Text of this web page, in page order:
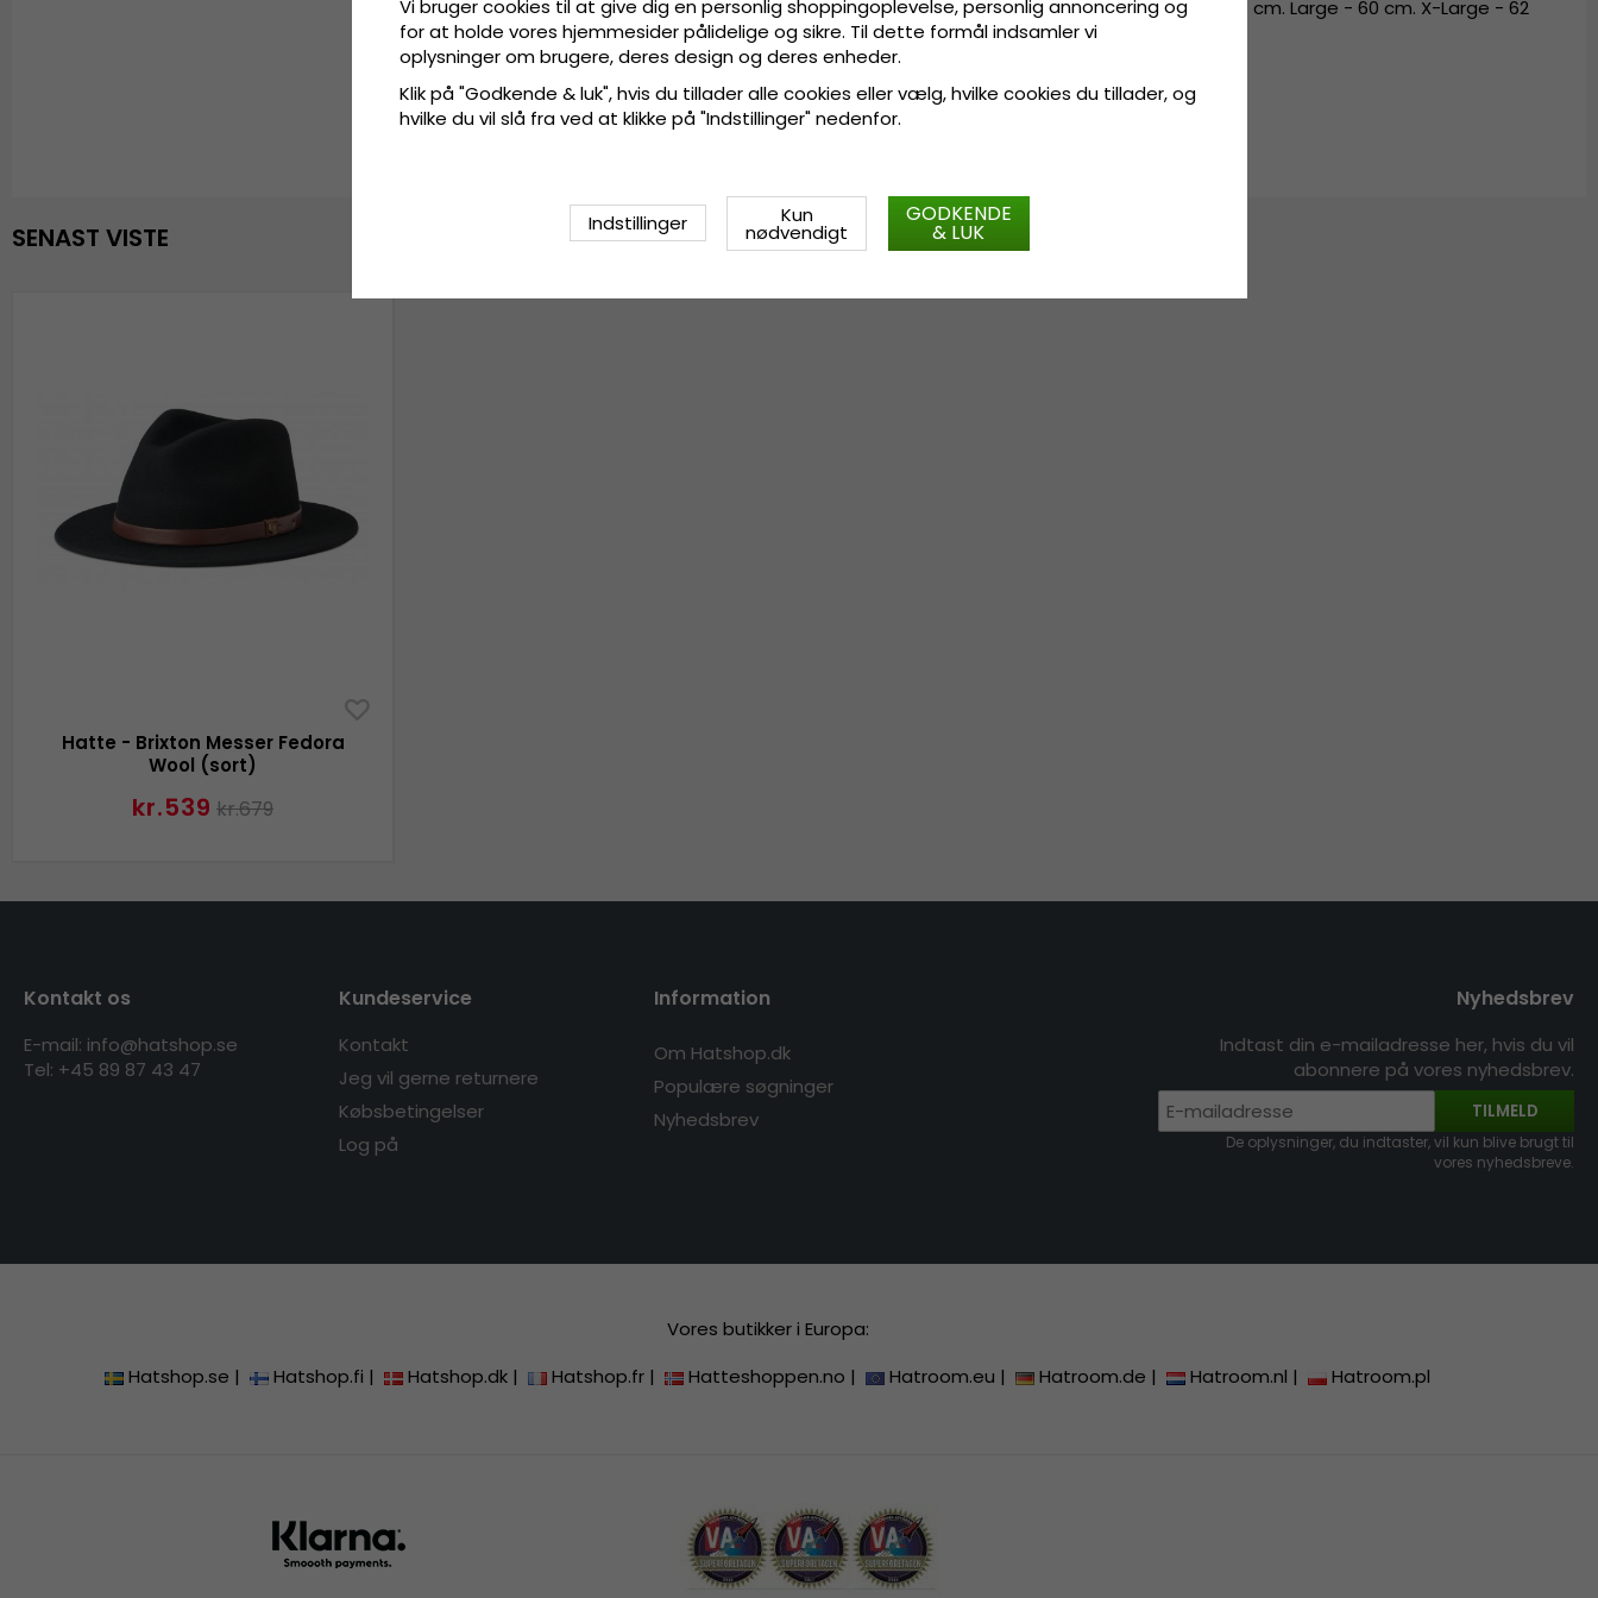
Størrelsesinformation:Small - 56 cm. Medium - 58 cm. Large - 60 cm. X-Large - 62
cm.
SENAST VISTE
Hatte - Brixton Messer Fedora
Wool (sort)
kr.539 kr.679
Kontakt os
E-mail: info@hatshop.se
Tel: +45 89 87 43 47
Kundeservice
Kontakt
Jeg vil gerne returnere
Købsbetingelser
Log på
Information
Om Hatshop.dk
Populære søgninger
Nyhedsbrev
Nyhedsbrev
Indtast din e-mailadresse her, hvis du vil
abonnere på vores nyhedsbrev.
TILMELD
De oplysninger, du indtaster, vil kun blive brugt til
vores nyhedsbreve.
Vores butikker i Europa:
Hatshop.se | Hatshop.fi | Hatshop.dk | Hatshop.fr | Hatteshoppen.no | Hatroom.eu | Hatroom.de | Hatroom.nl | Hatroom.pl
Vi bruger cookies til at give dig en personlig shoppingoplevelse, personlig annoncering og
for at holde vores hjemmesider pålidelige og sikre. Til dette formål indsamler vi
oplysninger om brugere, deres design og deres enheder.
Klik på "Godkende & luk", hvis du tillader alle cookies eller vælg, hvilke cookies du tillader, og
hvilke du vil slå fra ved at klikke på "Indstillinger" nedenfor.
Indstillinger Kun
nødvendigt
GODKENDE
& LUK